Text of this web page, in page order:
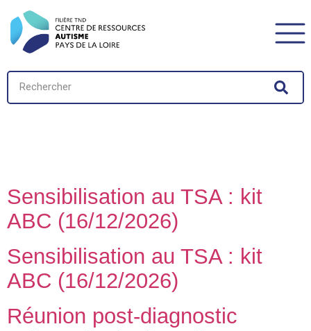
Sensibilisation au TSA : kit
ABC (16/12/2026)
Sensibilisation au TSA : kit
ABC (16/12/2026)
Réunion post-diagnostic